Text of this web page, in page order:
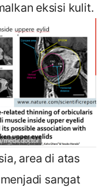
eksisi kulit.
area di atas
sangat